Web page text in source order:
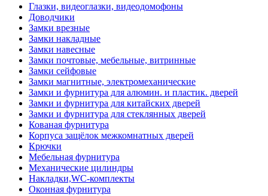
Глазки, видеоглазки, видеодомофоны
Доводчики
Замки врезные
Замки накладные
Замки навесные
Замки почтовые, мебельные, витринные
Замки сейфовые
Замки магнитные, электромеханические
Замки и фурнитура для алюмин. и пластик. дверей
Замки и фурнитура для китайских дверей
Замки и фурнитура для стеклянных дверей
Кованая фурнитура
Корпуса защёлок межкомнатных дверей
Крючки
Мебельная фурнитура
Механические цилиндры
Накладки,WC-комплекты
Оконная фурнитура